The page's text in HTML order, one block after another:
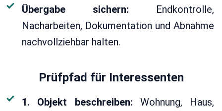
Übergabe sichern: Endkontrolle,
Nacharbeiten, Dokumentation und Abnahme
nachvollziehbar halten.
Prüfpfad für Interessenten
1. Objekt beschreiben: Wohnung, Haus,